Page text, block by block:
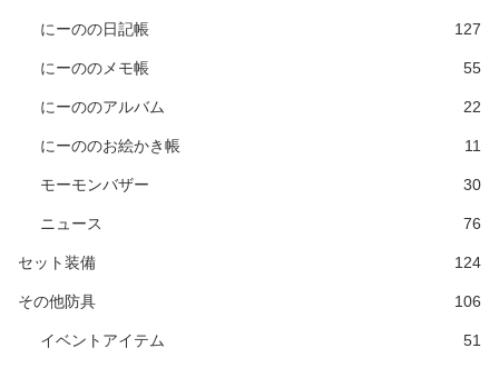
にーのの日記帳 127
にーののメモ帳 55
にーののアルバム 22
にーののお絵かき帳 11
モーモンバザー 30
ニュース 76
セット装備 124
その他防具 106
イベントアイテム 51